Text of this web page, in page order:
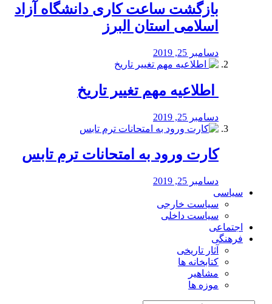
بازگشت ساعت کاری دانشگاه آزاد
اسلامی استان البرز
دسامبر 25, 2019
️ اطلاعیه مهم تغییر تاریخ
دسامبر 25, 2019
کارت ورود به امتحانات ترم تابس
دسامبر 25, 2019
سیاسی
سیاست خارجی
سیاست داخلی
اجتماعی
فرهنگی
آثار تاریخی
کتابخانه ها
مشاهیر
موزه ها